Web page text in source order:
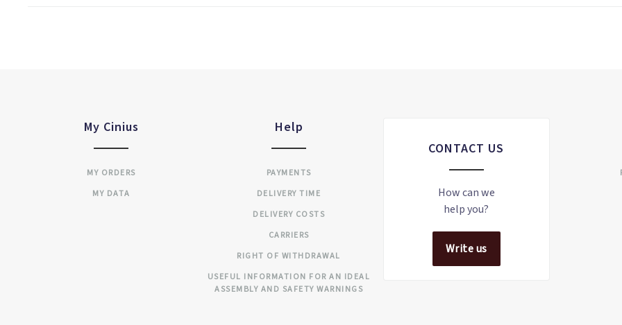
My Cinius
MY ORDERS
MY DATA
Help
PAYMENTS
DELIVERY TIME
DELIVERY COSTS
CARRIERS
RIGHT OF WITHDRAWAL
USEFUL INFORMATION FOR AN IDEAL
ASSEMBLY AND SAFETY WARNINGS
CONTACT US
How can we
help you?
Write us